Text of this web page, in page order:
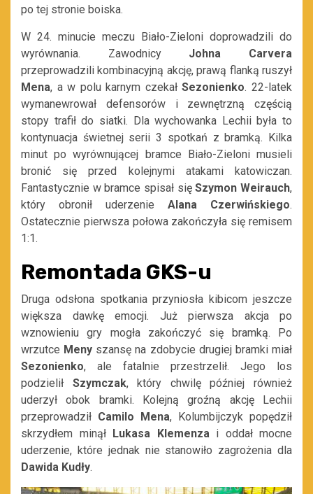
po tej stronie boiska.
W 24. minucie meczu Biało-Zieloni doprowadzili do
wyrównania. Zawodnicy Johna Carvera
przeprowadzili kombinacyjną akcję, prawą flanką ruszył
Mena, a w polu karnym czekałSezonienko. 22-latek
wymanewrował defensorów i zewnętrzną częścią
stopy trafił do siatki. Dla wychowanka Lechii była to
kontynuacja świetnej serii 3 spotkań z bramką. Kilka
minut po wyrównującej bramce Biało-Zieloni musieli
bronić się przed kolejnymi atakami katowiczan.
Fantastycznie w bramce spisał sięSzymon Weirauch,
który obronił uderzenie Alana Czerwińskiego.
Ostatecznie pierwsza połowa zakończyła się remisem
1:1.
Remontada GKS-u
Druga odsłona spotkania przyniosła kibicom jeszcze
większa dawkę emocji. Już pierwsza akcja po
wznowieniu gry mogła zakończyć się bramką. Po
wrzutce Meny szansę na zdobycie drugiej bramki miał
Sezonienko, ale fatalnie przestrzelił. Jego los
podzielił Szymczak, który chwilę później również
uderzył obok bramki. Kolejną groźną akcję Lechii
przeprowadził Camilo Mena, Kolumbijczyk popędził
skrzydłem minął Lukasa Klemenzai oddał mocne
uderzenie, które jednak nie stanowiło zagrożenia dla
Dawida Kudły.